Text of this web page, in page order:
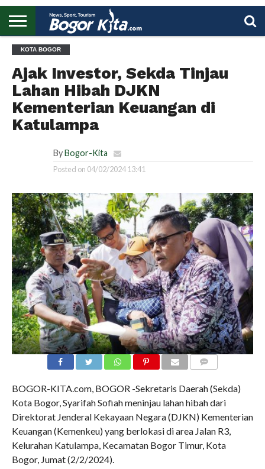
BOGOR
REGIONAL
NASIONAL
PENDIDIKAN
WISATA
OLAHRAGA
LAPORAN
PROFIL
KOTA BOGOR
Ajak Investor, Sekda Tinjau
Lahan Hibah DJKN
Kementerian Keuangan di
Katulampa
By Bogor-Kita
Posted on 04/02/2024 13:41
BOGOR-KITA.com, BOGOR -Sekretaris Daerah (Sekda)
Kota Bogor, Syarifah Sofiah meninjau lahan hibah dari
Direktorat Jenderal Kekayaan Negara (DJKN) Kementerian
Keuangan (Kemenkeu) yang berlokasi di area Jalan R3,
Kelurahan Katulampa, Kecamatan Bogor Timur, Kota
Bogor, Jumat (2/2/2024).